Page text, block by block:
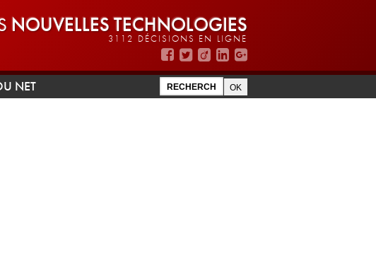
NOUVELLES TECHNOLOGIES
3112 DÉCISIONS EN LIGNE
NET